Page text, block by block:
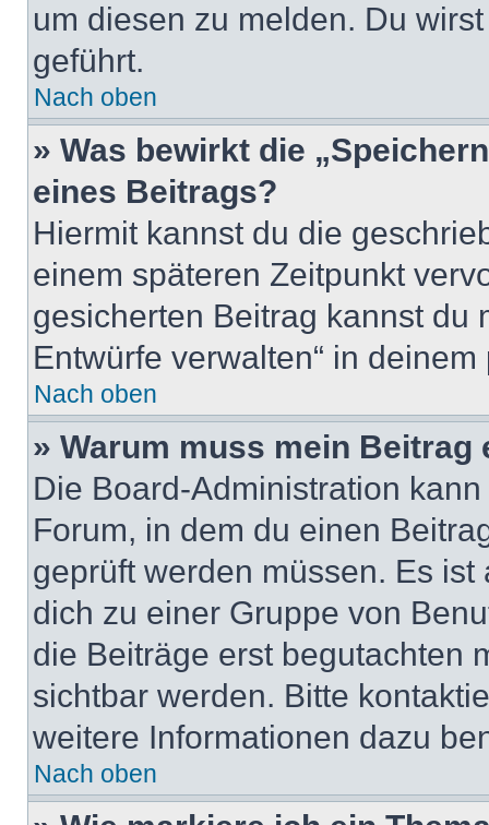
um diesen zu melden. Du
geführt.
Nach oben
» Was bewirkt die
eines Beitrags?
Hiermit kannst du die
einem späteren Zeitpunkt
gesicherten Beitrag kannst du
Entwürfe verwalten“ in
Nach oben
» Warum muss mein
Die Board-Administration
Forum, in dem du einen
geprüft werden müssen. Es
dich zu einer Gruppe von
die Beiträge erst begutachten
sichtbar werden. Bitte
weitere Informationen dazu
Nach oben